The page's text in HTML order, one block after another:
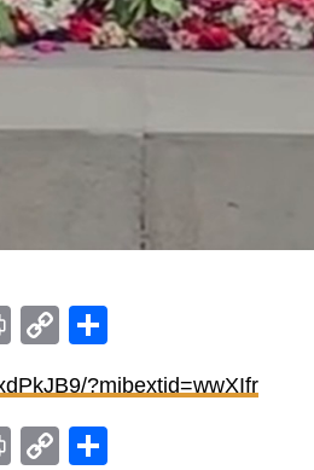
PrintCopyShare
?mibextid=wwXIfr
PrintCopyShare